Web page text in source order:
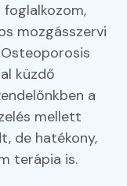
mozgásszervi
küzdő
a
mellett
de hatékony,
terápia is.